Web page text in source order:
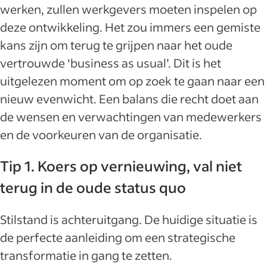
werken, zullen werkgevers moeten inspelen op
deze ontwikkeling. Het zou immers een gemiste
kans zijn om terug te grijpen naar het oude
vertrouwde ‘business as usual’. Dit is het
uitgelezen moment om op zoek te gaan naar een
nieuw evenwicht. Een balans die recht doet aan
de wensen en verwachtingen van medewerkers
en de voorkeuren van de organisatie.
Tip 1. Koers op vernieuwing, val niet
terug in de oude status quo
Stilstand is achteruitgang. De huidige situatie is
de perfecte aanleiding om een strategische
transformatie in gang te zetten.